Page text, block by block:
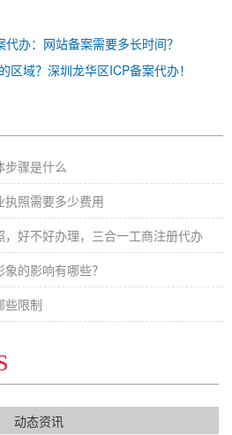
办：网站备案需要多长时间？
区域？深圳龙华区ICP备案代办！
步骤是什么
照需要多少费用
好不好办理，三合一工商注册代办
的影响有哪些？
些限制
动态资讯